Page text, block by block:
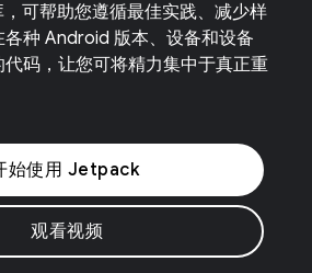
可帮助您遵循最佳实践、减少样
种 Android 版本、设备和设备
码，让您可将精力集中于真正重
始使用 Jetpack
观看视频